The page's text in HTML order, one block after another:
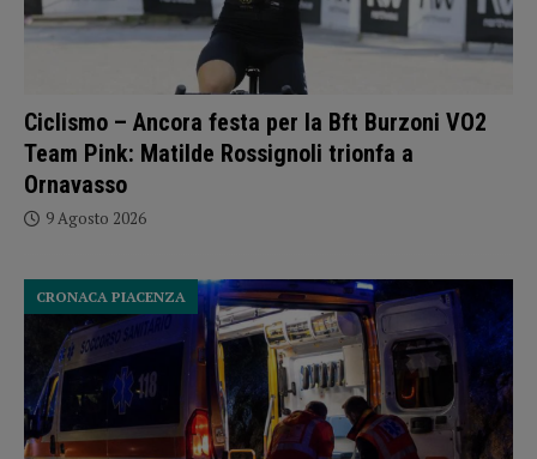
Ciclismo – Ancora festa per la Bft Burzoni VO2
Team Pink: Matilde Rossignoli trionfa a
Ornavasso
9 Agosto 2026
CRONACA PIACENZA